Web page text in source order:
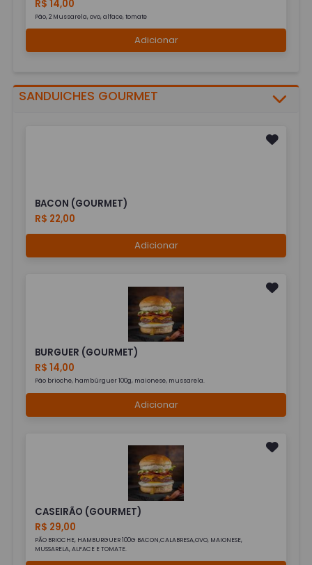
R$ 14,00
Pão, 2 Mussarela, ovo, alface, tomate
Adicionar
SANDUICHES GOURMET
BACON (GOURMET)
R$ 22,00
Adicionar
BURGUER (GOURMET)
R$ 14,00
Pão brioche, hambúrguer 100g, maionese, mussarela.
Adicionar
CASEIRÃO (GOURMET)
R$ 29,00
PÃO BRIOCHE, HAMBURGUER 100G BACON,CALABRESA,OVO, MAIONESE,
MUSSARELA, ALFACE E TOMATE.